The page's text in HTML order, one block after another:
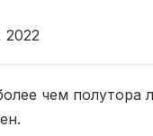
чем полутора